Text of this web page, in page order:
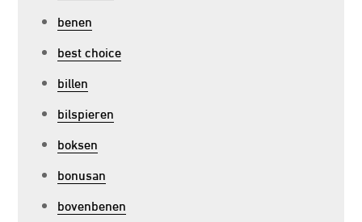
benen
best choice
billen
bilspieren
boksen
bonusan
bovenbenen